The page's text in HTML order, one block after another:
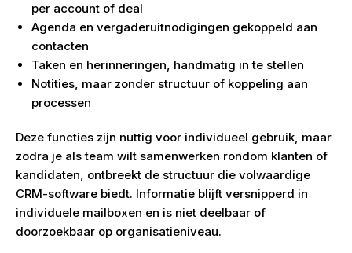
per account of deal
Agenda en vergaderuitnodigingen gekoppeld aan
contacten
Taken en herinneringen, handmatig in te stellen
Notities, maar zonder structuur of koppeling aan
processen
Deze functies zijn nuttig voor individueel gebruik, maar
zodra je als team wilt samenwerken rondom klanten of
kandidaten, ontbreekt de structuur die volwaardige
CRM-software biedt. Informatie blijft versnipperd in
individuele mailboxen en is niet deelbaar of
doorzoekbaar op organisatieniveau.